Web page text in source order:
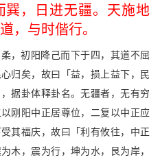
巽，日进无疆。天施地
，与时偕行。
，初阳降己而下于四，其道不屈
归矣，故曰「益，损上益下，民
据卦体释卦名。无疆者，无有穷
刚阳中正居尊位，二复以中正应
其福庆，故曰「利有攸往，中正
木，震为行，坤为水，艮为岸，